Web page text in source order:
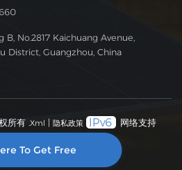
No.2817 Kaichuang Avenue,
District, Guangzhou, China
所有 .Xml 隐私政策 网络支持
To Get Free